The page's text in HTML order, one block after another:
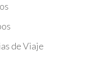
de Viaje